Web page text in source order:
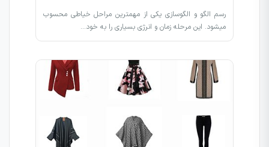
رسم الگو و الگوسازی یکی از مهمترین مراحل خیاطی محسوب
میشود. این مرحله زمان و انرژی بسیاری را به خود…